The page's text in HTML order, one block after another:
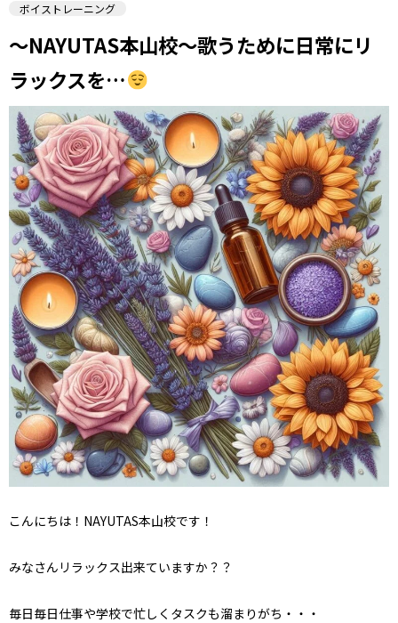
ボイストレーニング
〜NAYUTAS本山校〜歌うために日常にリ
ラックスを…
こんにちは！NAYUTAS本山校です！
みなさんリラックス出来ていますか？？
毎日毎日仕事や学校で忙しくタスクも溜まりがち・・・